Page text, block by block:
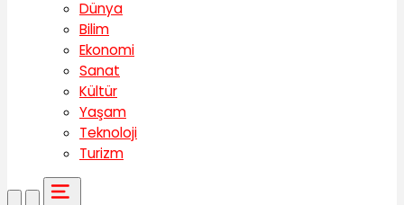
Dünya
Bilim
Ekonomi
Sanat
Kültür
Yaşam
Teknoloji
Turizm